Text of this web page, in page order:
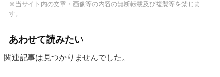
※当サイト内の文章・画像等の内容の無断転載及び複製等を禁じま
す。
あわせて読みたい
関連記事は見つかりませんでした。